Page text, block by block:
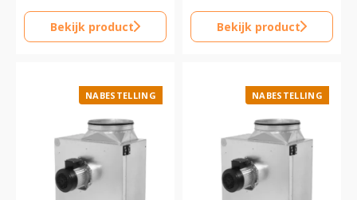
Bekijk product Bekijk product
NABESTELLING NABESTELLING